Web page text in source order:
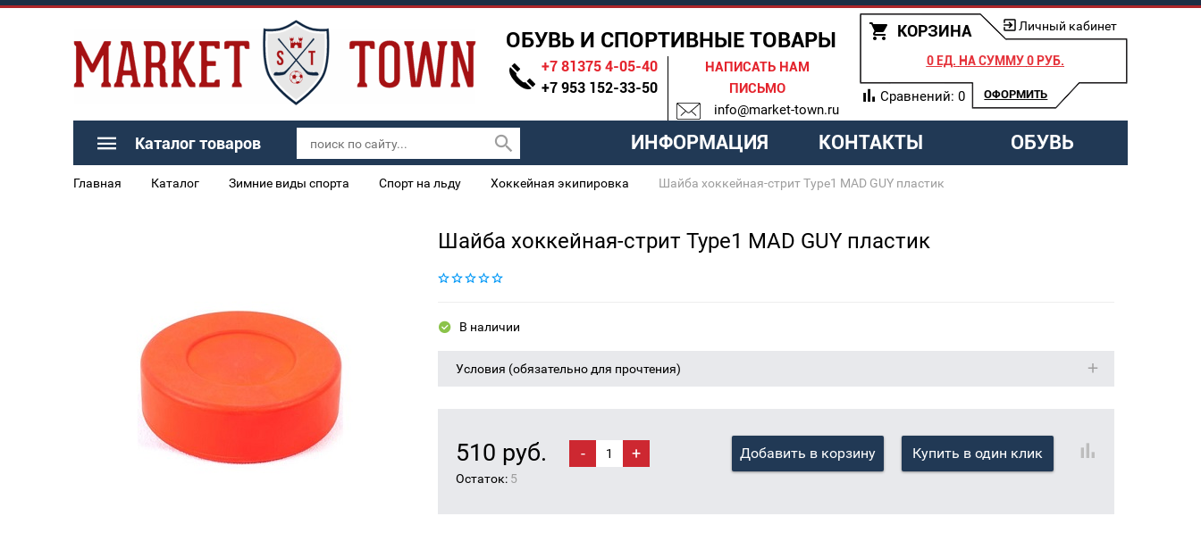
ОБУВЬ И СПОРТИВНЫЕ ТОВАРЫ
+7 81375 4-05-40
+7 953 152-33-50
НАПИСАТЬ НАМ
ПИСЬМО
info@market-town.ru
КОРЗИНА Личный кабинет
0 ЕД. НА СУММУ0 РУБ.
ОФОРМИТЬ
Сравнений: 0
Каталог товаров ИНФОРМАЦИЯ КОНТАКТЫ ОБУВЬ
Главная Каталог Зимние виды спорта Спорт на льду Хоккейная экипировка Шайба хоккейная-стрит Type1 MAD GUY пластик
Шайба хоккейная-стрит Type1 MAD GUY пластик
В наличии
Условия (обязательно для прочтения)
510 руб.
Остаток: 5
- + Добавить в корзину Купить в один клик